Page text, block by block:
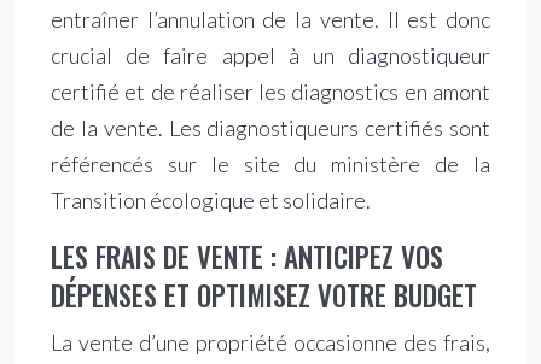
entraîner l’annulation de la vente. Il est donc
crucial de faire appel à un diagnostiqueur
certifié et de réaliser les diagnostics en amont
de la vente. Les diagnostiqueurs certifiés sont
référencés sur le site du ministère de la
Transition écologique et solidaire.
LES FRAIS DE VENTE : ANTICIPEZ VOS
DÉPENSES ET OPTIMISEZ VOTRE BUDGET
La vente d’une propriété occasionne des frais,